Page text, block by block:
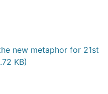
new metaphor for 21st
KB)